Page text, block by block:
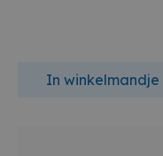
In winkelmandje